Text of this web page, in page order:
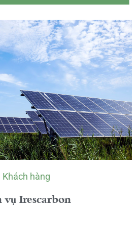
Khách hàng
vụ Irescarbon